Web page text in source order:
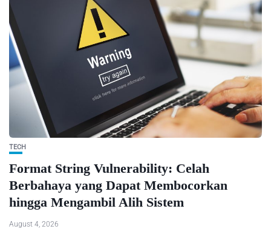
TECH
Format String Vulnerability: Celah
Berbahaya yang Dapat Membocorkan
hingga Mengambil Alih Sistem
August 4, 2026